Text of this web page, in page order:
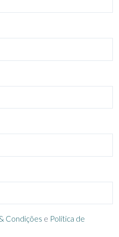
Condições e Política de